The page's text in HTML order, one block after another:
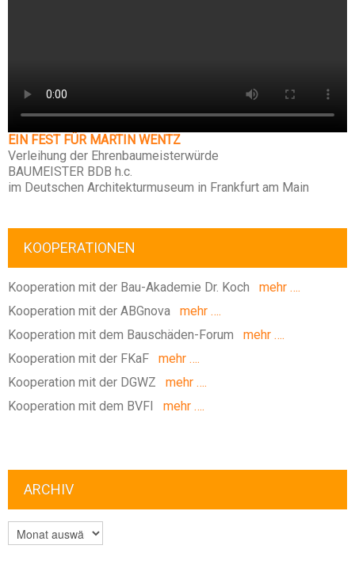
EIN FEST FÜR MARTIN WENTZ
Verleihung der Ehrenbaumeisterwürde
BAUMEISTER BDB h.c.
im Deutschen Architekturmuseum in Frankfurt am Main
KOOPERATIONEN
Kooperation mit der Bau-Akademie Dr. Koch mehr ….
Kooperation mit der ABGnova mehr ….
Kooperation mit dem Bauschäden-Forum mehr ….
Kooperation mit der FKaF mehr ….
Kooperation mit der DGWZ mehr ….
Kooperation mit dem BVFI
mehr ….
ARCHIV
ARCHIV